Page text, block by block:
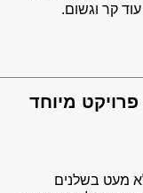
קר וגשום.
מיוחד
מעט בשלנים